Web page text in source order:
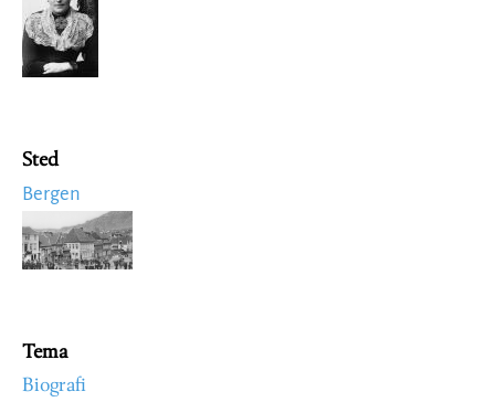
Sted
Bergen
Image
Tema
Biografi